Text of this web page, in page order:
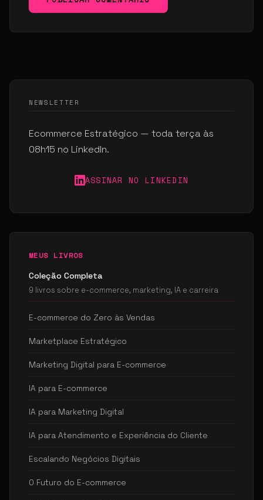
NEWSLETTER
Ecommerce Estratégico — toda terça às
08h15 no LinkedIn.
ASSINAR NO LINKEDIN
MEUS LIVROS
Coleção Completa
9 livros sobre e-commerce, marketing, IA e carreira
E-commerce do Zero às Vendas
Marketplace Estratégico
Marketing Digital para E-commerce
IA para E-commerce
IA para Marketing Digital
IA para Atendimento e Experiência do Cliente
Escalando Negócios Digitais
O Futuro do E-commerce